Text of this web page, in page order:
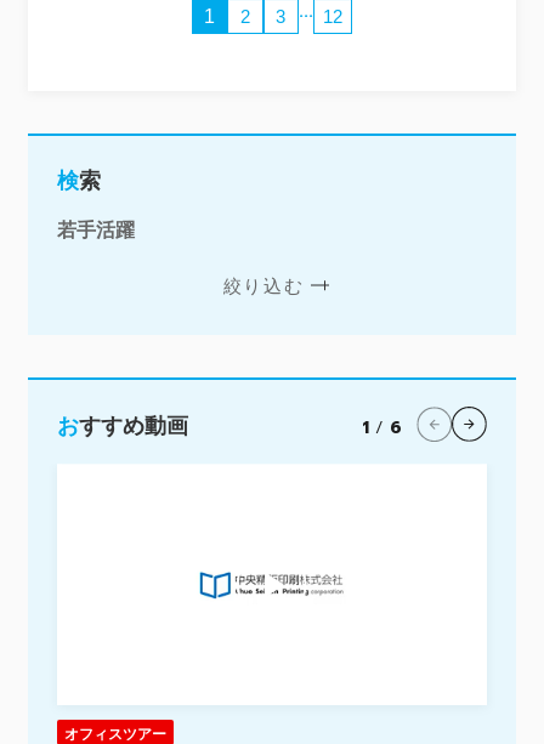
1 2 3 ... 12
検索
若手活躍
絞り込む
おすすめ動画 1 / 6
オフィスツアー